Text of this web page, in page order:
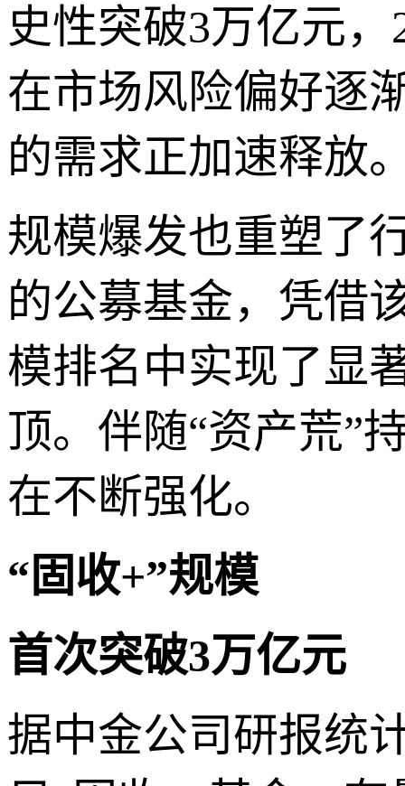
史性突破3万亿元
在市场风险偏好逐
的需求正加速释放
规模爆发也重塑了
的公募基金，凭借
模排名中实现了显
顶。伴随“资产荒”
在不断强化。
“固收+”规模
首次突破3万亿元
据中金公司研报统